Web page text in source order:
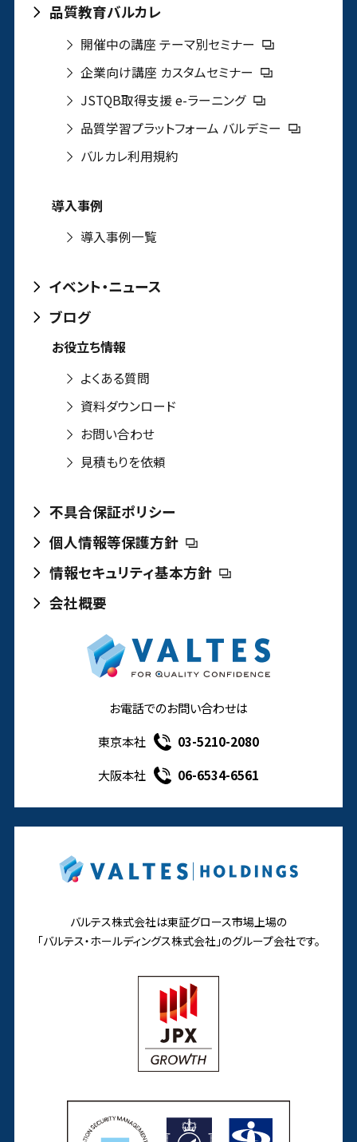
品質教育バルカレ
開催中の講座 テーマ別セミナー
企業向け講座 カスタムセミナー
JSTQB取得支援 e-ラーニング
品質学習プラットフォーム バルデミー
バルカレ利用規約
導入事例
導入事例一覧
イベント・ニュース
ブログ
お役立ち情報
よくある質問
資料ダウンロード
お問い合わせ
見積もりを依頼
不具合保証ポリシー
個人情報等保護方針
情報セキュリティ基本方針
会社概要
お電話でのお問い合わせは
東京本社
03-5210-2080
大阪本社
06-6534-6561
バルテス株式会社は東証グロース市場上場の
「バルテス・ホールディングス株式会社」のグループ会社です。